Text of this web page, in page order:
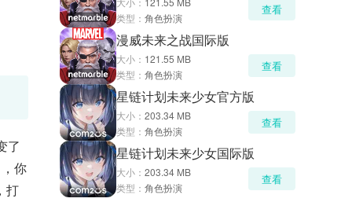
了
你
打
类型： 角色扮演
查看
漫威未来之战国际版
大小： 121.55 MB
类型： 角色扮演
查看
星链计划未来少女官方版
大小： 203.34 MB
类型： 角色扮演
查看
星链计划未来少女国际版
大小： 203.34 MB
类型： 角色扮演
查看